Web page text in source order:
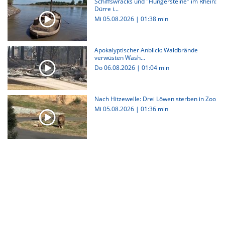
Dürre i...
Mi 05.08.2026 | 01:38 min
Apokalyptischer Anblick: Waldbrände
verwüsten Wash...
Do 06.08.2026 | 01:04 min
Nach Hitzewelle: Drei Löwen sterben in Zoo
Mi 05.08.2026 | 01:36 min